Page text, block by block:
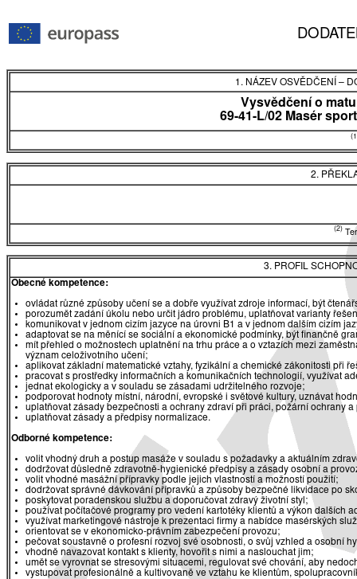
1. NÁZEV OSVĚDČENÍ –
Vysvědčení o
69-41-L/02 Masér
2.
(2)
3. PROFIL
Obecné kompetence:
ovládat různé způsoby učení se a dobře využívat zdroje informací, být
porozumět zadání úkolu nebo určit jádro problému, uplatňovat varianty
komunikovat v jednom cizím jazyce na úrovni B1 a v jednom dalším cizím
adaptovat se na měnící se sociální a ekonomické podmínky, být finančně
mít přehled o možnostech uplatnění na trhu práce a o vztazích mezi
význam celoživotního učení;
aplikovat základní matematické vztahy, fyzikální a chemické zákonitosti při
pracovat s prostředky informačních a komunikačních technologií, využívat
jednat ekologicky a v souladu se zásadami udržitelného rozvoje;
podporovat hodnoty místní, národní, evropské i světové kultury, uznávat
uplatňovat zásady bezpečnosti a ochrany zdraví při práci, požární ochrany
uplatňovat zásady a předpisy normalizace.
Odborné kompetence:
volit vhodný druh a postup masáže v souladu s požadavky a aktuálním
dodržovat důsledně zdravotně-hygienické předpisy a zásady osobní a
volit vhodné masážní přípravky podle jejich vlastností a možností použití;
dodržovat správné dávkování přípravků a způsoby bezpečné likvidace po
poskytovat poradenskou službu a doporučovat zdravý životní styl;
používat počítačové programy pro vedení kartotéky klientů a výkon dalších
využívat marketingové nástroje k prezentaci firmy a nabídce masérských
orientovat se v ekonomicko-právním zabezpečení provozu;
pečovat soustavně o profesní rozvoj své osobnosti, o svůj vzhled a osobní
vhodně navazovat kontakt s klienty, hovořit s nimi a naslouchat jim;
umět se vyrovnat se stresovými situacemi, regulovat své chování, aby
vystupovat profesionálně a kultivovaně ve vztahu ke klientům,